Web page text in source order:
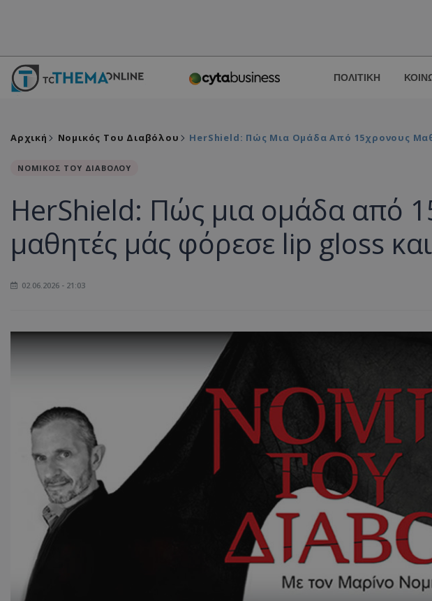
ΠΟΛΙΤΙΚΗ
Αρχική Νομικός Του Διαβόλου HerShield: Πώς Μια Ομάδα Από 15χρονους
ΝΟΜΙΚΟΣ ΤΟΥ ΔΙΑΒΟΛΟΥ
HerShield: Πώς μια ομάδα από
μαθητές μάς φόρεσε lip gloss
02.06.2026 - 21:03